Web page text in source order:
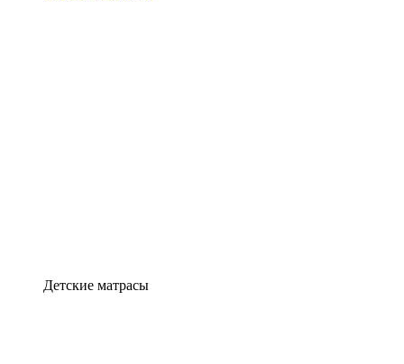
Детские матрасы